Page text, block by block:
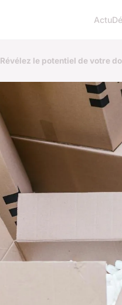
Actu
Révélez le potentiel de votre